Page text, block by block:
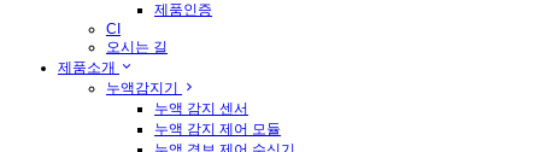
제품인증
CI
오시는 길
제품소개
누액감지기
누액 감지 센서
누액 감지 제어 모듈